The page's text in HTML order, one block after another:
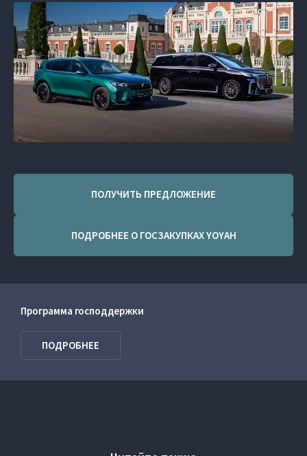
ПОЛУЧИТЬ ПРЕДЛОЖЕНИЕ
ПОДРОБНЕЕ О ГОСЗАКУПКАХ YOYAH
Программа господдержки
VOYAH Программа господдержки
ПОДРОБНЕЕ